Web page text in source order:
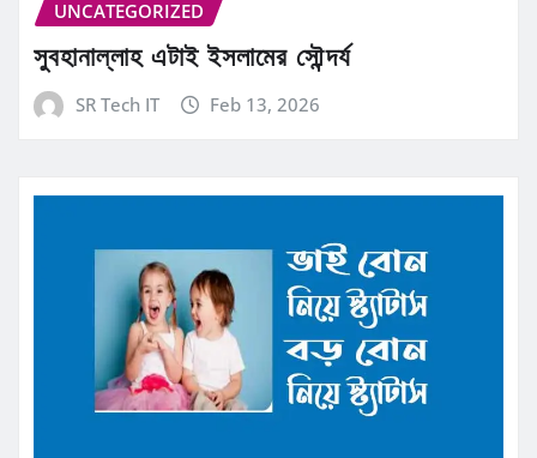
UNCATEGORIZED
সুবহানাল্লাহ এটাই ইসলামের সৌন্দর্য
SR Tech IT Feb 13, 2026